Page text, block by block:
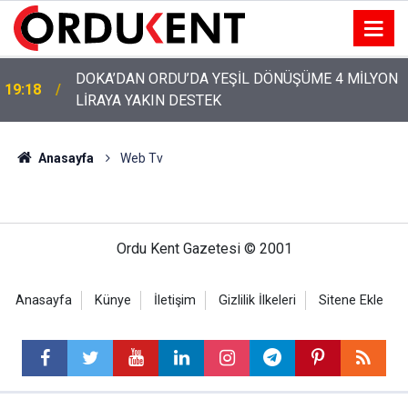
19:18
DOKA’DAN ORDU’DA YEŞİL DÖNÜŞÜME 4 MİLYON
LİRAYA YAKIN DESTEK
Anasayfa Web Tv
Ordu Kent Gazetesi © 2001
Anasayfa Künye İletişim Gizlilik İlkeleri Sitene Ekle